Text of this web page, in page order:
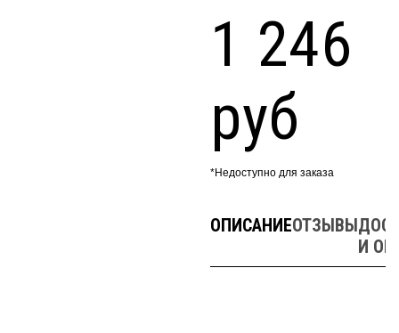
1 246
руб
*Недоступно для заказа
ОПИСАНИЕОТЗЫВЫ
И